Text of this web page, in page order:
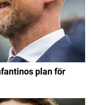
plan för